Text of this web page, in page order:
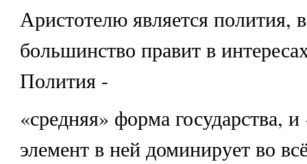
Аристотелю является полития,
большинство правит в
Полития -
«средняя» форма государства,
элемент в ней доминирует во